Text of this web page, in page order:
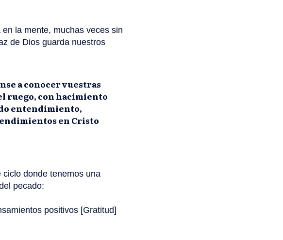
la mente, muchas veces sin
de Dios guarda nuestros
a conocer vuestras
ruego, con hacimiento
entendimiento,
en Cristo
donde tenemos una
pecado:
positivos [Gratitud]